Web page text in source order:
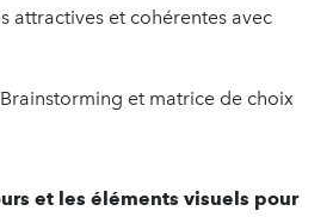
et cohérentes avec
et matrice de choix
et les éléments visuels pour